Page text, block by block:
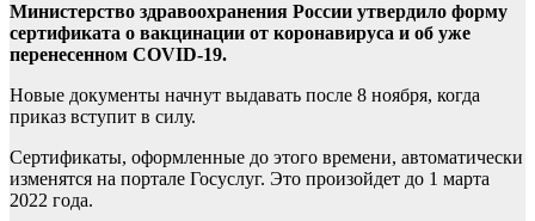
Министерство здравоохранения России утвердило форму
сертификата о вакцинации от коронавируса и об уже
перенесенном COVID-19.
Новые документы начнут выдавать после 8 ноября, когда
приказ вступит в силу.
Сертификаты, оформленные до этого времени, автоматически
изменятся на портале Госуслуг. Это произойдет до 1 марта
2022 года.